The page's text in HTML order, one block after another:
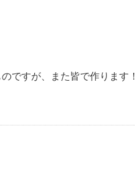
ですが、また皆で作ります！